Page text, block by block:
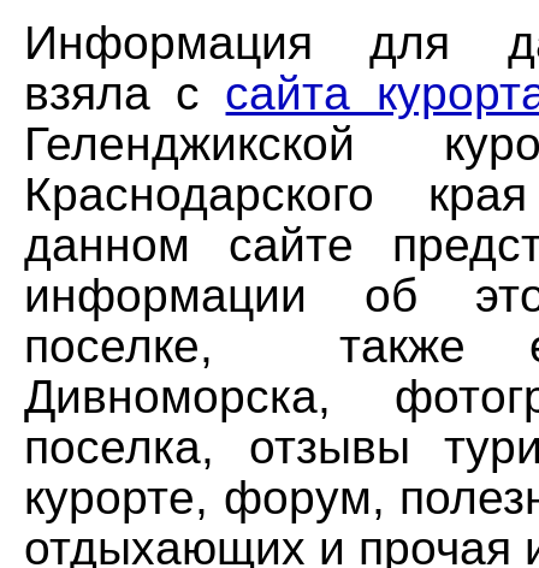
Информация для
взяла с сайта
Геленджикской
Краснодарского
данном сайте
информации об
поселке, также
Дивноморска,
поселка, отзывы
курорте, форум,
отдыхающих и прочая